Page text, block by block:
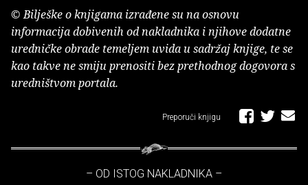
© Bilješke o knjigama izrađene su na osnovu
informacija dobivenih od nakladnika i njihove dodatne
uredničke obrade temeljem uvida u sadržaj knjige, te se
kao takve ne smiju prenositi bez prethodnog dogovora s
uredništvom portala.
Preporuči knjigu
– OD ISTOG NAKLADNIKA –